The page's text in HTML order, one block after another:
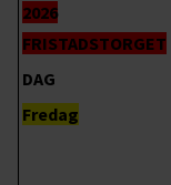
2026
FRISTADSTORGET
DAG
Fredag